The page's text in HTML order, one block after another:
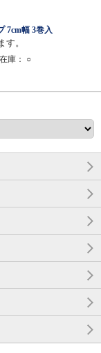
7cm幅 3巻入
す。
在庫： ○